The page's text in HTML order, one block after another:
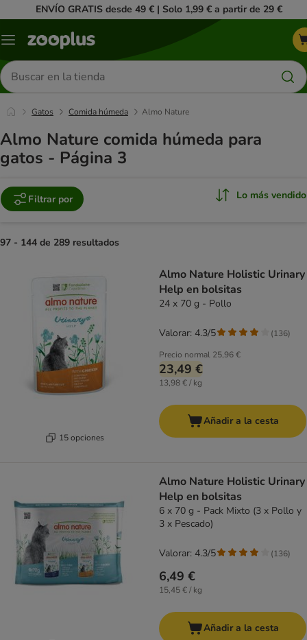
ENVÍO GRATIS desde 49 € | Solo 1,99 € a partir de 29 €
Menú
Buscar
productos
Gatos Comida húmeda Almo Nature
Almo Nature comida húmeda para
gatos - Página 3
Filtrar por Lo más vendido
97 - 144 de 289 resultados
15 opciones
Almo Nature Holistic Urinary
Help en bolsitas
24 x 70 g - Pollo
Precio normal 25,96 €
23,49 €
13,98 € / kg
Valorar: 4.3/5 (136)
Añadir a la cesta
Almo Nature Holistic Urinary
Help en bolsitas
6 x 70 g - Pack Mixto (3 x Pollo y
3 x Pescado)
6,49 €
15,45 € / kg
Valorar: 4.3/5 (136)
Añadir a la cesta